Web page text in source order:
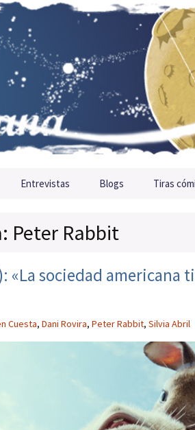
Entrevistas Blogs Tiras
Peter Rabbit
«La sociedad americana
Cuesta, Dani Rovira, Peter Rabbit, Silvia Abril